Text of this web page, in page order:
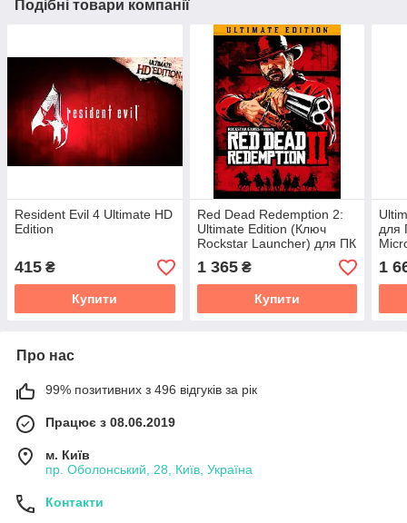
Подібні товари компанії
Resident Evil 4 Ultimate HD
Edition
415 ₴
Купити
Red Dead Redemption 2:
Ultimate Edition (Ключ
Rockstar Launcher) для ПК
1 365₴
Купити
для
1
Про нас
99% позитивних з 496 відгуків за рік
Працює з 08.06.2019
м. Київ
пр. Оболонський, 28, Київ, Україна
Контакти